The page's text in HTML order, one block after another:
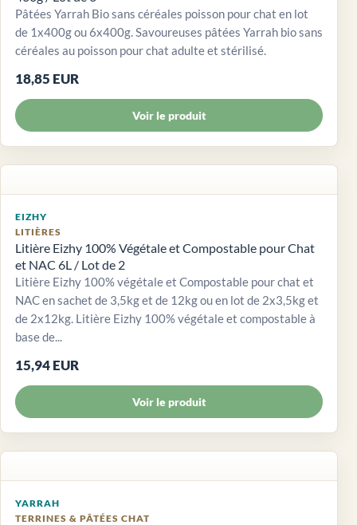
Pâtées Yarrah Bio sans céréales poisson pour chat en lot
de 1x400g ou 6x400g. Savoureuses pâtées Yarrah bio sans
céréales au poisson pour chat adulte et stérilisé.
18,85 EUR
Voir le produit
EIZHY
LITIÈRES
Litière Eizhy 100% Végétale et Compostable pour Chat
et NAC 6L / Lot de 2
Litière Eizhy 100% végétale et Compostable pour chat et
NAC en sachet de 3,5kg et de 12kg ou en lot de 2x3,5kg et
de 2x12kg. Litière Eizhy 100% végétale et compostable à
base de...
15,94 EUR
Voir le produit
YARRAH
TERRINES & PÂTÉES CHAT